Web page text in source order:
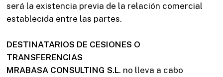
será la existencia previa de la relación comercial
establecida entre las partes.
DESTINATARIOS DE CESIONES O
TRANSFERENCIAS
MRABASA CONSULTING S.L. no lleva a cabo